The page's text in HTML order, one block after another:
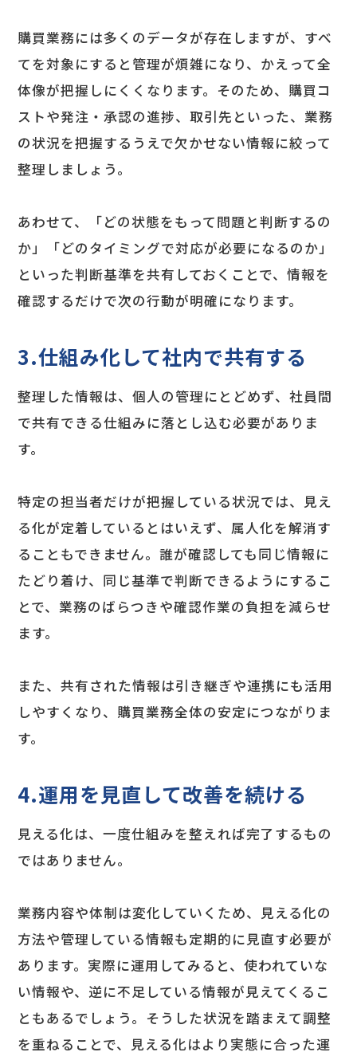
購買業務には多くのデータが存在しますが、すべ
てを対象にすると管理が煩雑になり、かえって全
体像が把握しにくくなります。そのため、購買コ
ストや発注・承認の進捗、取引先といった、業務
の状況を把握するうえで欠かせない情報に絞って
整理しましょう。
あわせて、「どの状態をもって問題と判断するの
か」「どのタイミングで対応が必要になるのか」
といった判断基準を共有しておくことで、情報を
確認するだけで次の行動が明確になります。
3.仕組み化して社内で共有する
整理した情報は、個人の管理にとどめず、社員間
で共有できる仕組みに落とし込む必要がありま
す。
特定の担当者だけが把握している状況では、見え
る化が定着しているとはいえず、属人化を解消す
ることもできません。誰が確認しても同じ情報に
たどり着け、同じ基準で判断できるようにするこ
とで、業務のばらつきや確認作業の負担を減らせ
ます。
また、共有された情報は引き継ぎや連携にも活用
しやすくなり、購買業務全体の安定につながりま
す。
4.運用を見直して改善を続ける
見える化は、一度仕組みを整えれば完了するもの
ではありません。
業務内容や体制は変化していくため、見える化の
方法や管理している情報も定期的に見直す必要が
あります。実際に運用してみると、使われていな
い情報や、逆に不足している情報が見えてくるこ
ともあるでしょう。そうした状況を踏まえて調整
を重ねることで、見える化はより実態に合った運